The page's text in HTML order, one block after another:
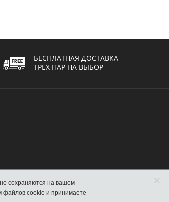
БЕСПЛАТНАЯ ДОСТАВКА
ТРЁХ ПАР НА ВЫБОР
с использованием файлов cookie и принимаете
×